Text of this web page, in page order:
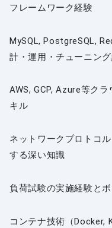
フレームワーク経験
MySQL, PostgreSQL,
計・運用・チューニン
AWS, GCP, Azure等ク
キル
ネットワークプロトコ
する深い知識
負荷試験の実施経験と
コンテナ技術（Docker,